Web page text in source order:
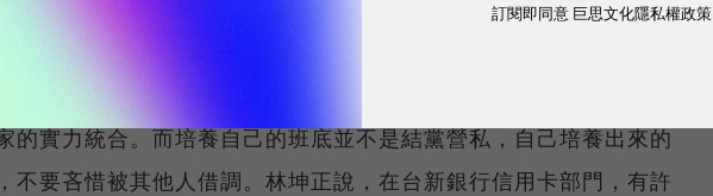
希望做大事的人，一定要有自己的班底。林坤正指出，一個人的能
的實力統合。而培養自己的班底並不是結黨營私，自己培養出來的
不要吝惜被其他人借調。林坤正說，在台新銀行信用卡部門，有許
訂閱即同意 巨思文化隱私權政策